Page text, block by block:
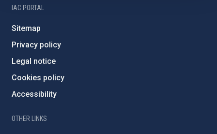
IAC PORTAL
Sitemap
Privacy policy
Legal notice
Cookies policy
Accessibility
OTHER LINKS